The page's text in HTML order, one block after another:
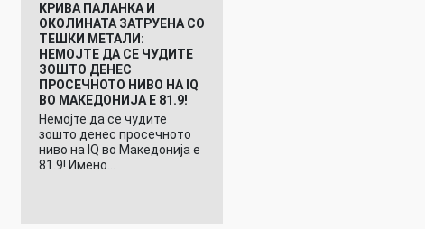
КРИВА ПАЛАНКА И
ОКОЛИНАТА ЗАТРУЕНА СО
ТЕШКИ МЕТАЛИ:
НЕМОЈТЕ ДА СЕ ЧУДИТЕ
ЗОШТО ДЕНЕС
ПРОСЕЧНОТО НИВО НА IQ
ВО МАКЕДОНИЈА Е 81.9!
Немојте да се чудите
зошто денес просечното
ниво на IQ во Македонија е
81.9! Имено…